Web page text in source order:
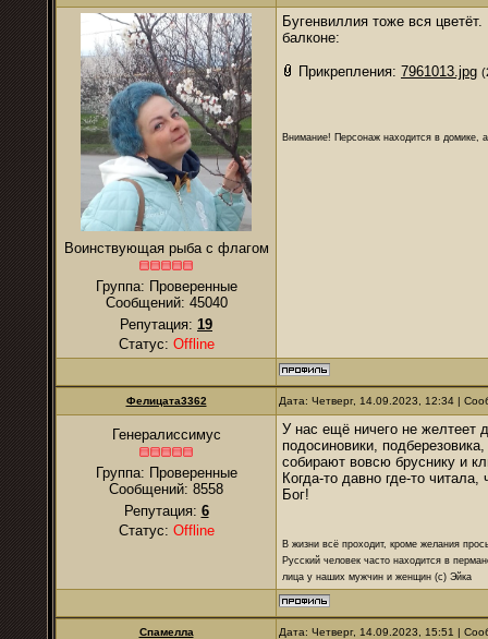
Воинствующая рыба с флагом
Группа: Проверенные
Сообщений: 45040
Репутация: 19
Статус: Offline
Бугенвиллия тоже вся
балконе:
Прикрепления: 7961013.jpg
Внимание! Персонаж находится в домике,
Фелицата3362 Дата: Четверг, 14.09.2023, 12:34 |
Генералиссимус
Группа: Проверенные
Сообщений: 8558
Репутация: 6
Статус: Offline
У нас ещё ничего не желтеет
подосиновики,
собирают вовсю бруснику и
Когда-то давно где-то
Бог!
В жизни всё проходит, кроме желания
Русский человек часто находится в
лица у наших мужчин и женщин (с) Эйка
Спамелла Дата: Четверг, 14.09.2023, 15:51 |